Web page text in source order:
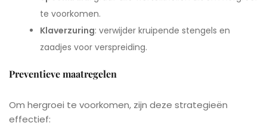
te voorkomen.
Klaverzuring: verwijder kruipende stengels en
zaadjes voor verspreiding.
Preventieve maatregelen
Om hergroei te voorkomen, zijn deze strategieën
effectief: